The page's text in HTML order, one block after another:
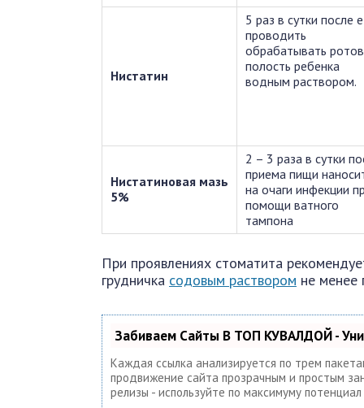
Нистатин
5 раз в сутки после
проводить
обрабатывать
полость ребенка
водным раствором.
Нистатиновая мазь
5%
2 – 3 раза в сутки
приема пищи
на очаги инфекции
помощи ватного
тампона
При проявлениях стоматита
грудничка содовым раствором не менее
Забиваем Сайты В ТОП КУВАЛДОЙ -
Каждая ссылка анализируется по трем
продвижение сайта прозрачным и простым
релизы - используйте по максимуму